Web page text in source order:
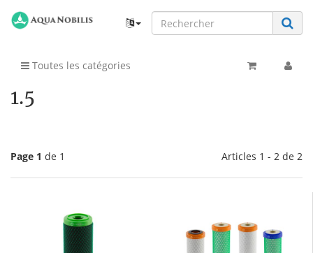
Toutes les catégories
1.5
Page 1 de 1 Articles 1 - 2 de 2